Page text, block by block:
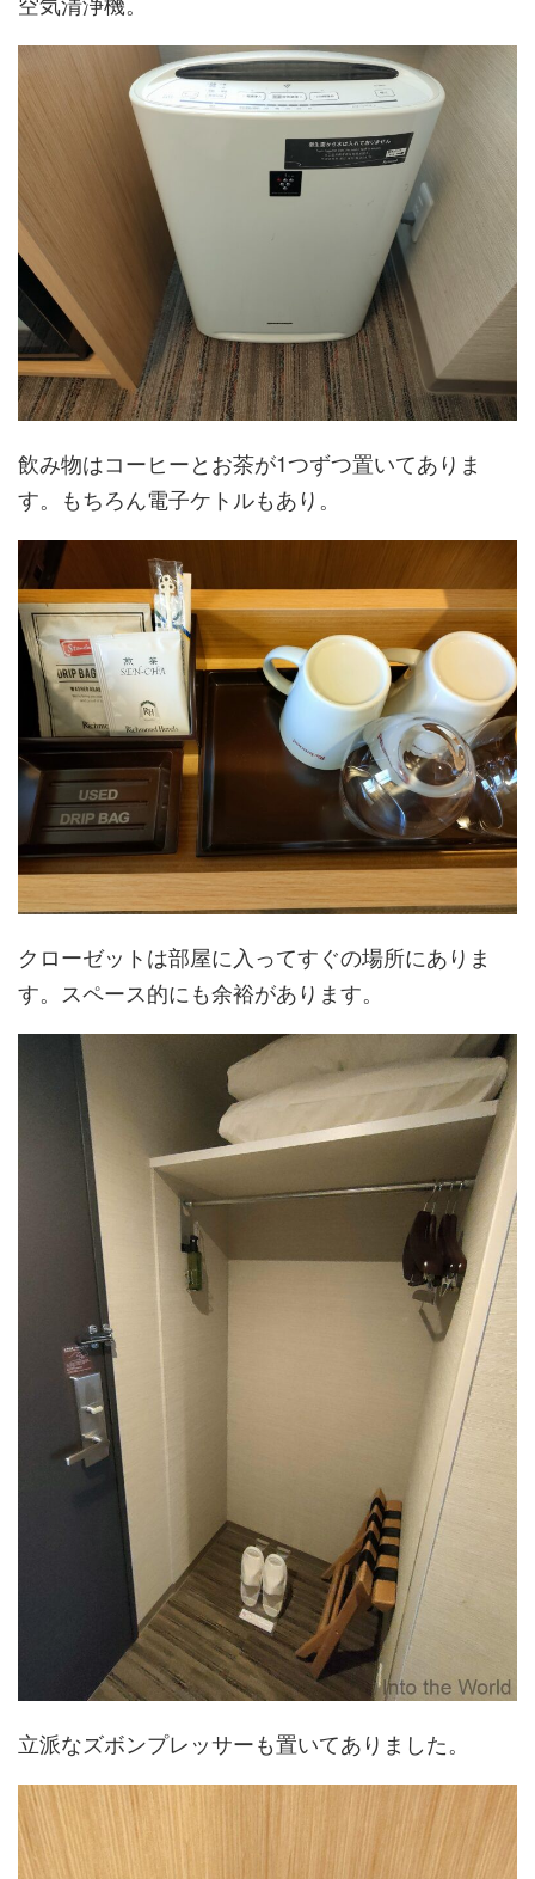
飲み物はコーヒーとお茶が1つずつ置いてありま
す。もちろん電子ケトルもあり。
クローゼットは部屋に入ってすぐの場所にありま
す。スペース的にも余裕があります。
立派なズボンプレッサーも置いてありました。